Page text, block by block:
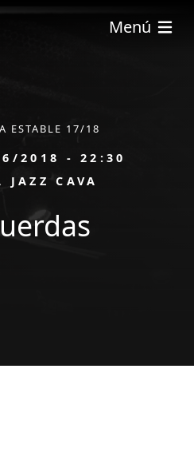
Menú
ESTABLE 17/18
2018 - 22:30
JAZZ CAVA